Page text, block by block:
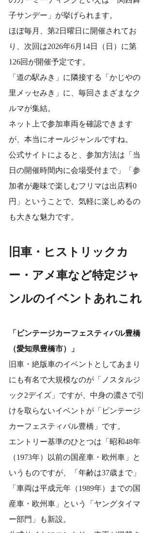
子サンデー」が挙げられます。
ほぼ毎月、第2日曜日に開催されてお
り、次回は2026年6月14日（日）に第
126回が開催予定です。
「道の駅みき」に隣接する「かじやの
里メッセみき」に、毎回さまざまなク
ルマが集結。
ネット上で参加車両を確認できます
が、本当にオールジャンルですね。
公式サイトによると、参加方法は「当
日の開催時間内に会場受付まで」「参
加者が趣味で楽しむフリマは出店料0
円」ということで、気軽に楽しめるの
も大きな魅力です。
旧車・ヒストリックカ
ー・アメ車など特定ジャ
ンルのイベントあれこれ
「ビンテージカーフェスティバル豊橋
（愛知県豊橋市）」
旧車・絶版車のイベントとしてあまり
にも有名で大規模なのが「ノスタルジ
ック2デイズ」ですが、中身の濃さで引
けを取らないイベントが「ビンテージ
カーフェスティバル豊橋」です。
エントリー基準のひとつは「昭和48年
（1973年）以前の国産車・欧州車」と
いうものですが、「年齢は37歳まで」
「車両は平成元年（1989年）までの国
産車・欧州車」という「ヤングタイマ
ー部門」も新設。